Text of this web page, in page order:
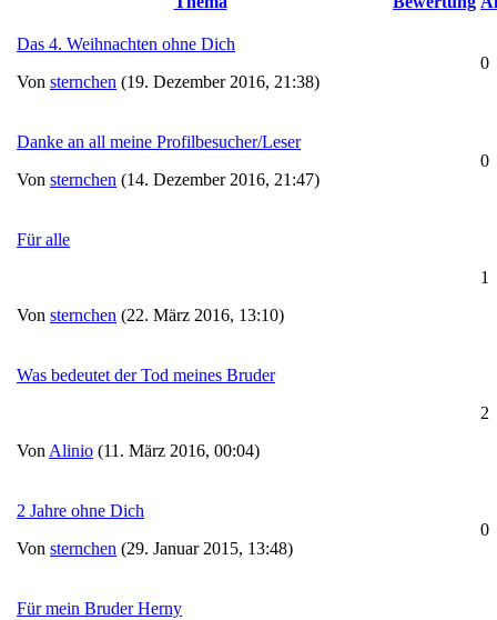
Das 4. Weihnachten ohne Dich
Von sternchen (19. Dezember 2016, 21:38)
0
Danke an all meine Profilbesucher/Leser
Von sternchen (14. Dezember 2016, 21:47)
0
Für alle
Von sternchen (22. März 2016, 13:10)
1
Was bedeutet der Tod meines Bruder
Von Alinio (11. März 2016, 00:04)
2
2 Jahre ohne Dich
Von sternchen (29. Januar 2015, 13:48)
0
Für mein Bruder Herny